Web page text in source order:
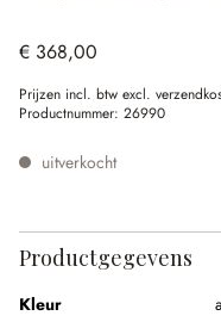
€ 368,00
Prijzen incl. btw excl.
Productnummer: 26990
uitverkocht
Productgegevens
Kleur